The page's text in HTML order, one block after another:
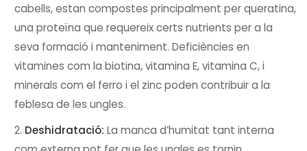
cabells, estan compostes principalment per queratina,
una proteïna que requereix certs nutrients per a la
seva formació i manteniment. Deficiències en
vitamines com la biotina, vitamina E, vitamina C, i
minerals com el ferro i el zinc poden contribuir a la
feblesa de les ungles.
Deshidratació: La manca d’humitat tant interna